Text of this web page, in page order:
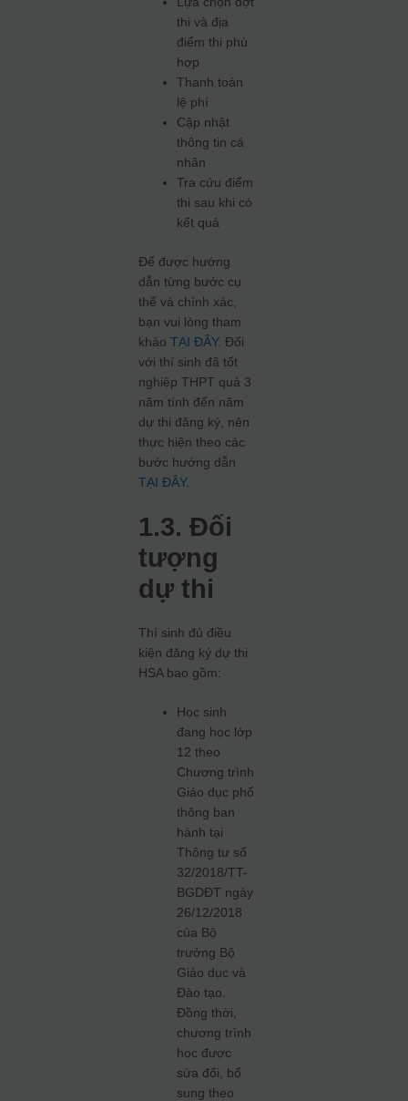
thi và địa
điểm thi phù
hợp
Thanh toán
lệ phí
Cập nhật
thông tin cá
nhân
Tra cứu điểm
thi sau khi có
kết quả
Để được hướng
dẫn từng bước cụ
thể và chính xác,
bạn vui lòng tham
khảoTẠI ĐÂY. Đối
với thí sinh đã tốt
nghiệp THPT quá 3
năm tính đến năm
dự thi đăng ký, nên
thực hiện theo các
bước hướng dẫn
TẠI ĐÂY.
1.3. Đối
tượng
dự thi
Thí sinh đủ điều
kiện đăng ký dự thi
HSA bao gồm:
Học sinh
đang học lớp
12 theo
Chương trình
Giáo dục phổ
thông ban
hành tại
Thông tư số
32/2018/TT-
BGDĐT ngày
26/12/2018
của Bộ
trưởng Bộ
Giáo dục và
Đào tạo.
Đồng thời,
chương trình
học được
sửa đổi, bổ
sung theo